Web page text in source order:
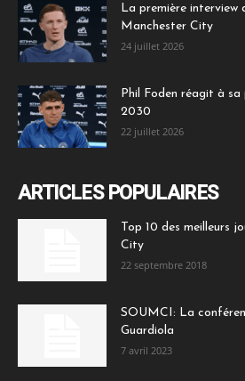
La première interview
Manchester City
24 juillet 2026
Phil Foden réagit à sa
2030
22 juillet 2026
ARTICLES POPULAIRES
Top 10 des meilleurs
City
22 septembre 2018
SOUMCI: La
Guardiola
7 avril 2023